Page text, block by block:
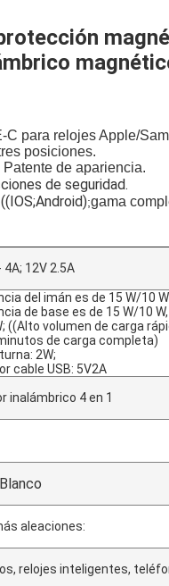
para relojes Apple/
posiciones.
de apariencia.
de seguridad.
;gama
4A; 12V 2.5A
del imán es de 15 W/10
de base es de 15 W/10 W,
((Alto volumen de carga
de carga completa)
2W;
cable USB: 5V2A
inalámbrico 4 en 1
aleaciones:
relojes inteligentes,